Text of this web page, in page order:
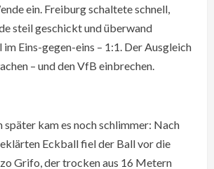
ein. Freiburg schaltete schnell,
steil geschickt und überwand
Eins-gegen-eins – 1:1. Der Ausgleich
– und den VfB einbrechen.
kam es noch schlimmer: Nach
Eckball fiel der Ball vor die
Grifo, der trocken aus 16 Metern